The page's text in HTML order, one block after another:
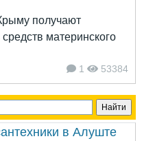
получают
материнского
1 53384